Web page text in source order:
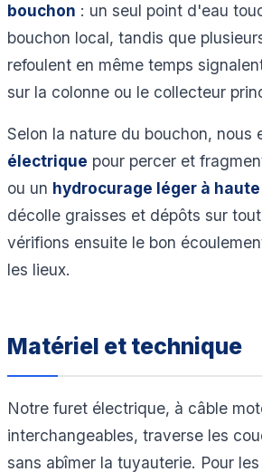
bouchon : un seul point d'eau
bouchon local, tandis que
refoulent en même temps
sur la colonne ou le collecteur
Selon la nature du bouchon, nous
électrique pour percer et
ou un hydrocurage léger à
décolle graisses et dépôts sur
vérifions ensuite le bon
les lieux.
Matériel et technique
Notre furet électrique, à câble
interchangeables, traverse les
sans abîmer la tuyauterie. Pour